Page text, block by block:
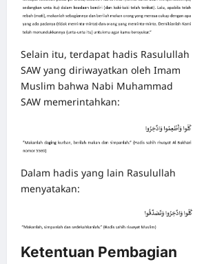
Selain itu, terdapat hadis Rasulullah
SAW yang diriwayatkan oleh Imam
Muslim bahwa Nabi Muhammad
SAW memerintahkan:
Dalam hadis yang lain Rasulullah
menyatakan:
Ketentuan Pembagian